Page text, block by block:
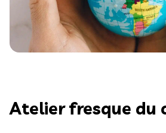
Atelier fresque du